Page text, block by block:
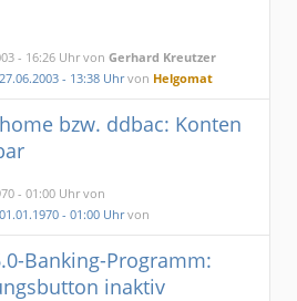
- 16:26 Uhr vonGerhard Kreutzer
27.06.2003 - 13:38 Uhrvon Helgomat
bzw. ddbac: Konten
- 01:00 Uhr von
01.01.1970 - 01:00 Uhrvon
Banking-Programm:
inaktiv